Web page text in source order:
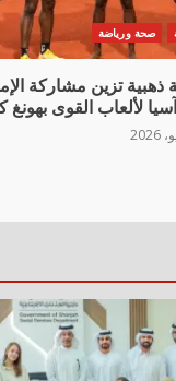
صحة ورياضة
ذهبية تزين مشاركة
لألعاب القوى بهونغ